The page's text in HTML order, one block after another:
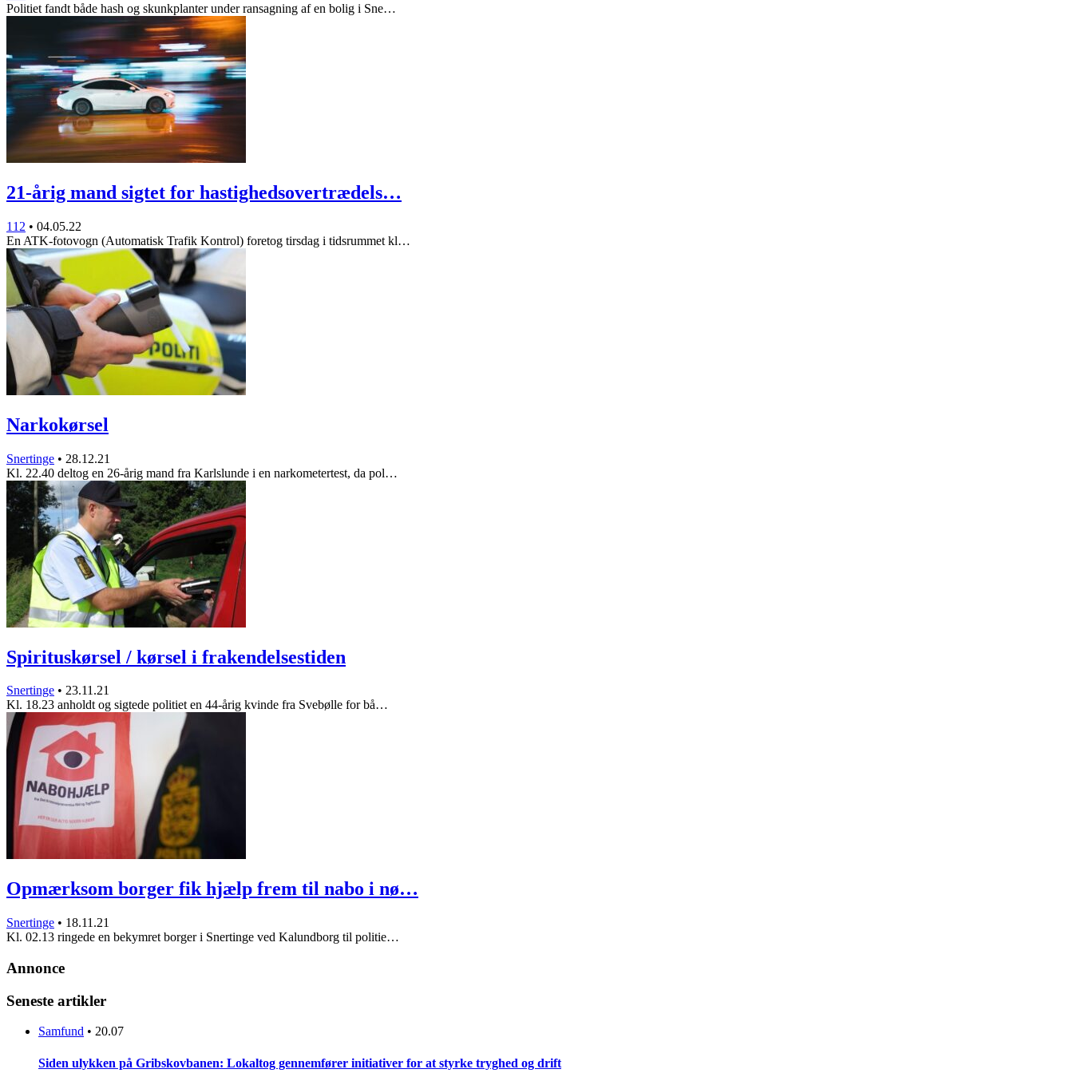
Politiet fandt både hash og skunkplanter under ransagning af en bolig i Sne…
21-årig mand sigtet for hastighedsovertrædels…
112 • 04.05.22
En ATK-fotovogn (Automatisk Trafik Kontrol) foretog tirsdag i tidsrummet kl…
Narkokørsel
Snertinge • 28.12.21
Kl. 22.40 deltog en 26-årig mand fra Karlslunde i en narkometertest, da pol…
Spirituskørsel / kørsel i frakendelsestiden
Snertinge • 23.11.21
Kl. 18.23 anholdt og sigtede politiet en 44-årig kvinde fra Svebølle for bå…
Opmærksom borger fik hjælp frem til nabo i nø…
Snertinge • 18.11.21
Kl. 02.13 ringede en bekymret borger i Snertinge ved Kalundborg til politie…
Annonce
Seneste artikler
Samfund • 20.07
Siden ulykken på Gribskovbanen: Lokaltog gennemfører initiativer for at styrke tryghed og drift